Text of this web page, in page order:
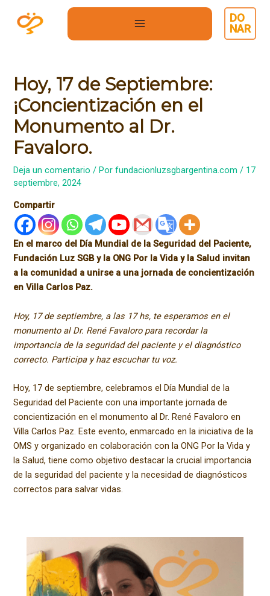
contenido
DO
NAR
Hoy, 17 de Septiembre:
¡Concientización en el
Monumento al Dr.
Favaloro.
Deja un comentario / Porfundacionluzsgbargentina.com/ 17
septiembre, 2024
Compartir
En el marco del Día Mundial de la Seguridad del Paciente,
Fundación Luz SGB y la ONG Por la Vida y la Salud invitan
a la comunidad a unirse a una jornada de concientización
en Villa Carlos Paz.
Hoy, 17 de septiembre, a las 17 hs, te esperamos en el
monumento al Dr. René Favaloro para recordar la
importancia de la seguridad del paciente y el diagnóstico
correcto. Participa y haz escuchar tu voz.
Hoy, 17 de septiembre, celebramos el Día Mundial de la
Seguridad del Paciente con una importante jornada de
concientización en el monumento al Dr. René Favaloro en
Villa Carlos Paz. Este evento, enmarcado en la iniciativa de la
OMS y organizado en colaboración con la ONG Por la Vida y
la Salud, tiene como objetivo destacar la crucial importancia
de la seguridad del paciente y la necesidad de diagnósticos
correctos para salvar vidas.